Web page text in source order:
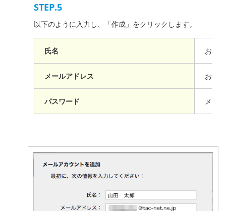
STEP.5
以下のように入力し、「作成」をクリックします。
氏名 お客
メールアドレス お客
パスワード メー